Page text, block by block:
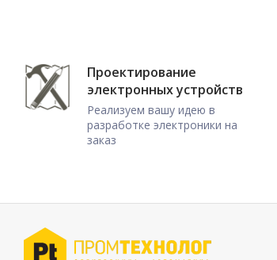
Проектирование
электронных устройств
Реализуем вашу идею в
разработке электроники на
заказ